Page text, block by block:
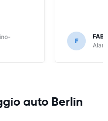
F
auto Berlin